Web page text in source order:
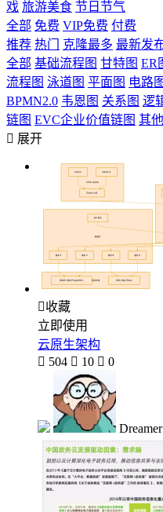
戏 旅游美食 节日节气
全部 免费 VIP免费 付费
推荐 热门 克隆最多 最新发
全部 基础流程图 甘特图 ER
流程图 泳道图 平面图 电路图
BPMN2.0 韦恩图 关系图 逻
链图 EVC企业价值链图 其
 展开
收藏
立即使用
云原生架构
 504  10  0
Dreamer